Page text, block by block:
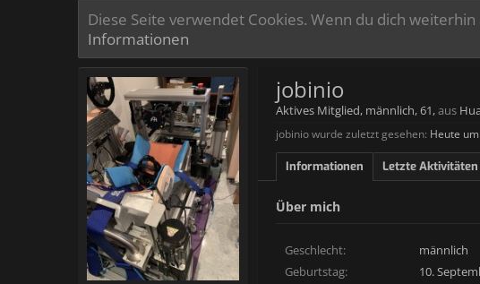
Diese Seite verwendet Cookies. Wenn du dich
Informationen
jobinio
Aktives Mitglied, männlich, 61,aus
jobinio wurde zuletzt gesehen: Heute
Informationen Letzte Aktivitäten
Über mich
Geschlecht:
männlich
Geburtstag:
10.